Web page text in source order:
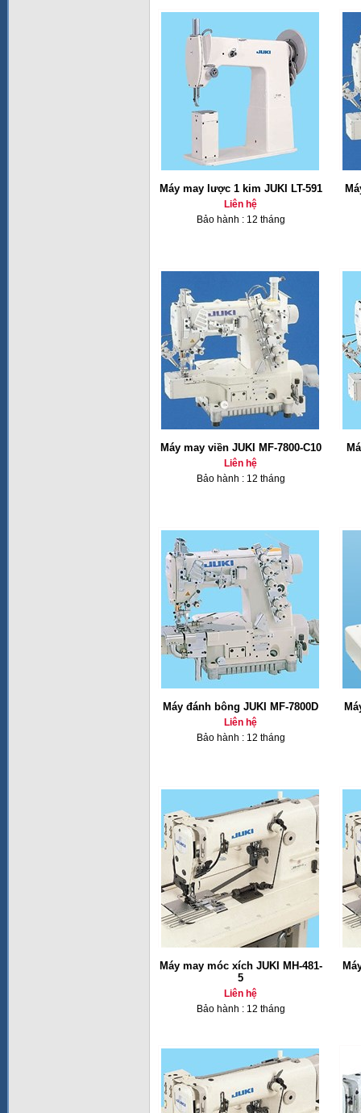
Máy may lược 1 kim JUKI LT-591
Liên hệ
Bảo hành : 12 tháng
Máy may viền JUKI MF-7800-C10
Liên hệ
Bảo hành : 12 tháng
Máy đánh bông JUKI MF-7800D
Liên hệ
Bảo hành : 12 tháng
Máy may móc xích JUKI MH-481-
5
Liên hệ
Bảo hành : 12 tháng